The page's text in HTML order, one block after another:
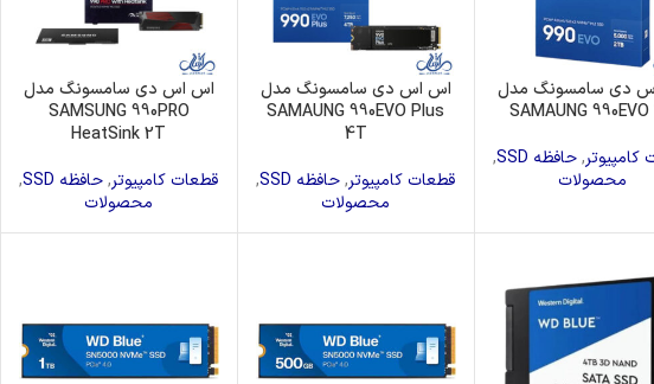
دی سامسونگ مدل
SAMAUNG
کامپیوتر,حافظه SSD
,
محصولات
اس اس دی سامسونگ مدل
SAMAUNG 990EVO Plus
4T
قطعات کامپیوتر,حافظه SSD
,
محصولات
اس اس دی سامسونگ مدل
SAMSUNG 990PRO
HeatSink 2T
قطعات کامپیوتر,حافظه SSD
,
محصولات